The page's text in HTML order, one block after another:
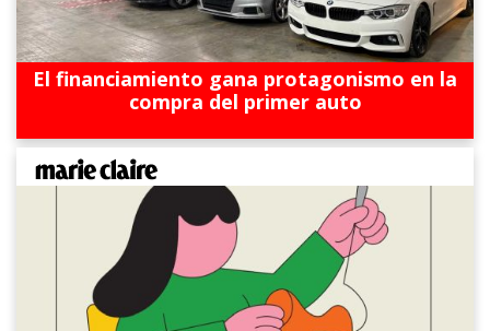
El financiamiento gana protagonismo en la
compra del primer auto